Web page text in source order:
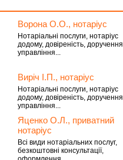
Ворона О.О., нотаріус
Нотаріальні послуги, нотаріус
додому, довіреність, доручення
управління...
Виріч І.П., нотаріус
Нотаріальні послуги, нотаріус
додому, довіреність, доручення
управління...
Яценко О.Л., приватний
нотаріус
Всі види нотаріальних послуг,
безкоштовні консультації,